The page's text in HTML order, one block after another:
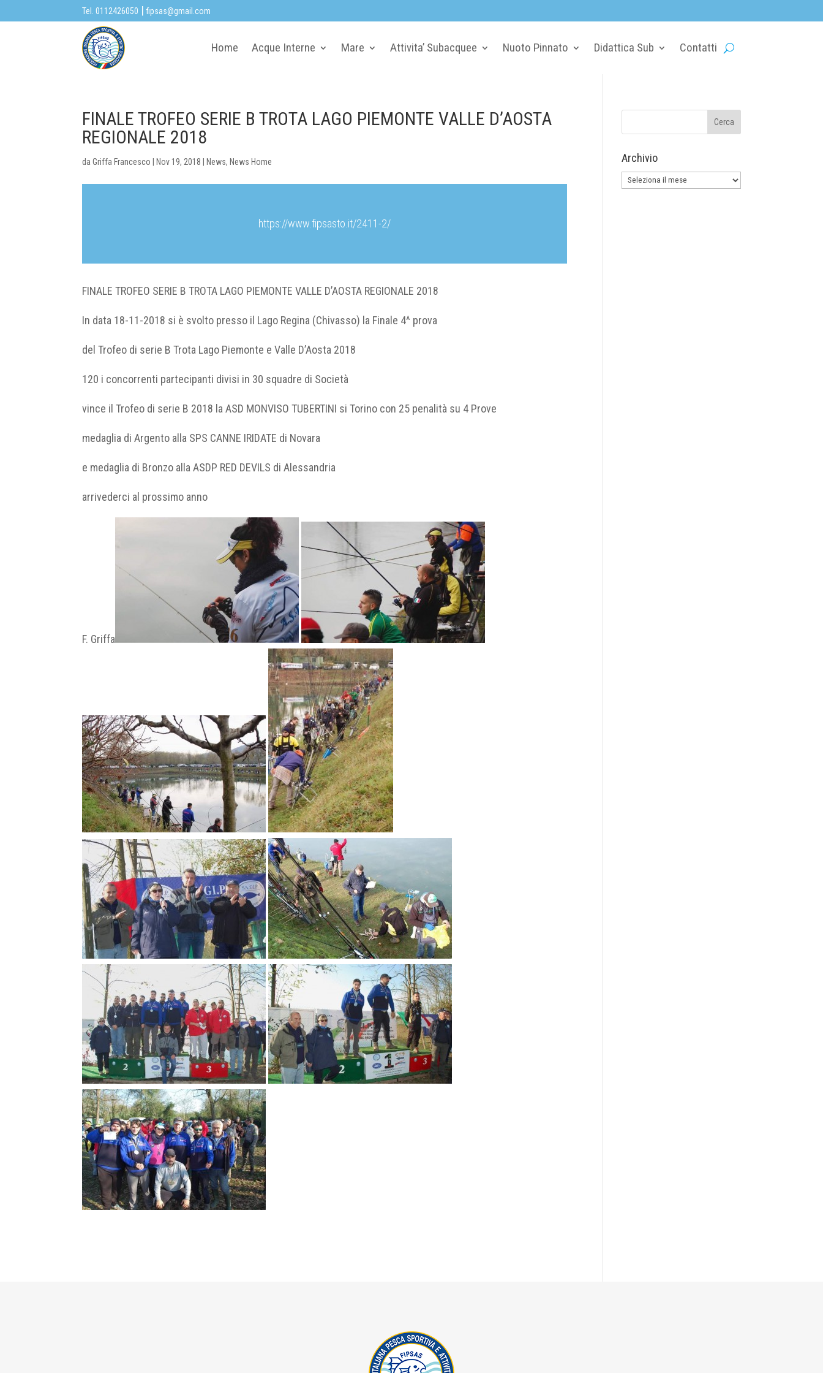
Tel. 0112426050 |fipsas@gmail.com
Home Acque Interne Mare Attivita’ Subacquee Nuoto Pinnato Didattica Sub Contatti
FINALE TROFEO SERIE B TROTA LAGO PIEMONTE VALLE D’AOSTA
REGIONALE 2018
daGriffa Francesco Nov 19, 2018 News, News Home
https://www.fipsasto.it/2411-2/
FINALE TROFEO SERIE B TROTA LAGO PIEMONTE VALLE D’AOSTA REGIONALE 2018
In data 18-11-2018 si è svolto presso il Lago Regina (Chivasso) la Finale 4^ prova
del Trofeo di serie B Trota Lago Piemonte e Valle D’Aosta 2018
120 i concorrenti partecipanti divisi in 30 squadre di Società
vince il Trofeo di serie B 2018 la ASD MONVISO TUBERTINI si Torino con 25 penalità su 4 Prove
medaglia di Argento alla SPS CANNE IRIDATE di Novara
e medaglia di Bronzo alla ASDP RED DEVILS di Alessandria
arrivederci al prossimo anno
F. Griffa
Archivio
Archivio